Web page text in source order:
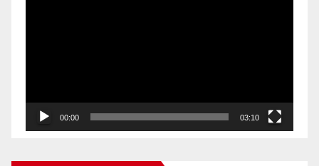
00:00 03:10